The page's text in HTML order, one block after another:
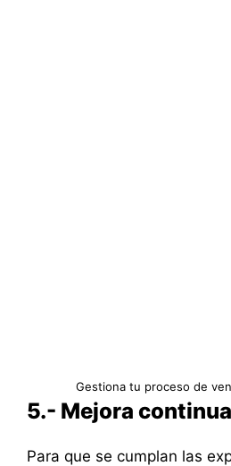
Gestiona tu proceso de
5.- Mejora continua
Para que se cumplan las